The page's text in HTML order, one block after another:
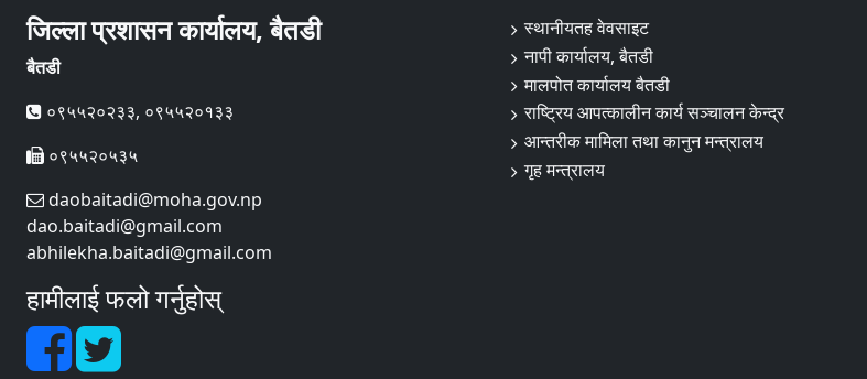
जिल्ला प्रशासन कार्यालय, बैतडी
बैतडी
०९५५२०२३३, ०९५५२०१३३
०९५५२०५३५
daobaitadi@moha.gov.np
dao.baitadi@gmail.com
abhilekha.baitadi@gmail.com
हामीलाई फलो गर्नुहोस्
स्थानीयतह वेवसाइट
नापी कार्यालय, बैतडी
मालपोत कार्यालय बैतडी
राष्ट्रिय आपत्कालीन कार्य सञ्चालन केन्द्र
आन्तरीक मामिला तथा कानुन मन्त्रालय
गृह मन्त्रालय